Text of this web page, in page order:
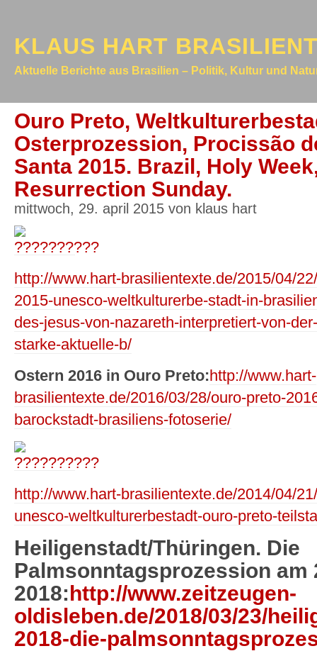
KLAUS HART
Aktuelle Berichte aus Brasilien – Politik, Kultur und
Ouro Preto,
Osterprozession, Procissão
Santa 2015. Brazil, Holy
Resurrection Sunday.
mittwoch, 29. april 2015 von klaus hart
http://www.hart-brasilientexte.de/2015/04/
2015-unesco-weltkulturerbe-stadt-in-
des-jesus-von-nazareth-interpretiert-von-
starke-aktuelle-b/
Ostern 2016 in Ouro Preto:http://www.hart-
brasilientexte.de/2016/03/28/ouro-preto-
barockstadt-brasiliens-fotoserie/
http://www.hart-brasilientexte.de/2014/04/
unesco-weltkulturerbestadt-ouro-preto-
Heiligenstadt/Thüringen. Die
Palmsonntagsprozession am
2018:http://www.zeitzeugen-
oldisleben.de/2018/03/23/
2018-die-